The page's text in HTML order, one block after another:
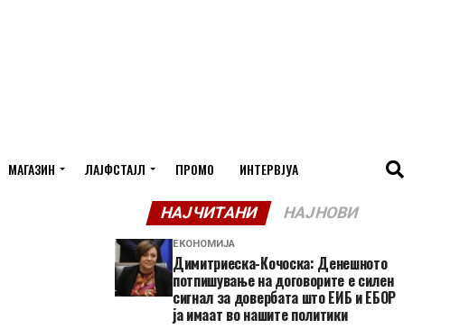
МАГАЗИН ЛАЈФСТАЈЛ ПРОМО ИНТЕРВЈУА
НАЈЧИТАНИ НАЈНОВИ
ЕКОНОМИЈА
Димитриеска-Кочоска: Денешното
потпишување на договорите е силен
сигнал за довербата што ЕИБ и ЕБОР
ја имаат во нашите политики